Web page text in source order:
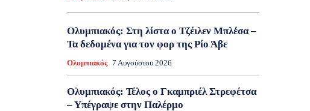
Ολυμπιακός: Στη λίστα ο Τζέιλεν Μπλέσα –
Τα δεδομένα για τον φορ της Ρίο Άβε
Ολυμπιακός 7 Αυγούστου 2026
Ολυμπιακός: Τέλος ο Γκαμπριέλ Στρεφέτσα
– Υπέγραψε στην Παλέρμο